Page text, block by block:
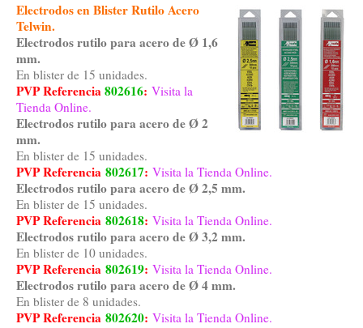
Electrodos en Blister Rutilo Acero
Telwin.
Electrodos rutilo para acero de Ø 1,6
mm.
En blister de 15 unidades.
PVP Referencia802616: Visita la
Tienda Online.
Electrodos rutilo para acero de Ø 2
mm.
En blister de 15 unidades.
PVP Referencia 802617: Visita la Tienda Online.
Electrodos rutilo para acero de Ø 2,5 mm.
En blister de 15 unidades.
PVP Referencia 802618: Visita la Tienda Online.
Electrodos rutilo para acero de Ø 3,2 mm.
En blister de 10 unidades.
PVP Referencia 802619: Visita la Tienda Online.
Electrodos rutilo para acero de Ø 4 mm.
En blister de 8 unidades.
PVP Referencia 802620: Visita la Tienda Online.